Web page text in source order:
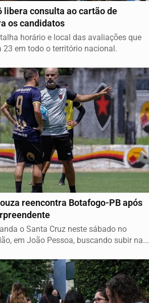
libera consulta ao cartão de
os candidatos
horário e local das avaliações que
23 em todo o território nacional.
reencontra Botafogo-PB após
o Santa Cruz neste sábado no
em João Pessoa, buscando subir na...